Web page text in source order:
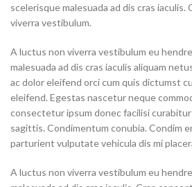
scelerisque malesuada ad dis cras
viverra vestibulum.
A luctus non viverra vestibulum eu
malesuada ad dis cras iaculis aliquam
ac dolor eleifend orci cum quis dictumst
eleifend. Egestas nascetur neque
consectetur ipsum donec facilisi curabitur
sagittis. Condimentum conubia. Condim
parturient vulputate vehicula dis mi
A luctus non viverra vestibulum eu